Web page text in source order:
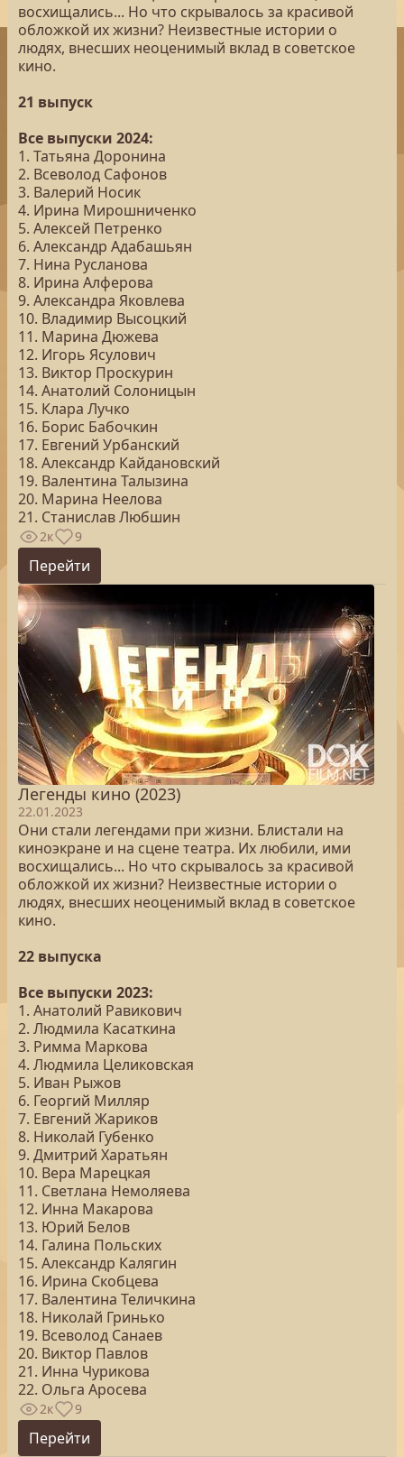
восхищались... Но что скрывалось за красивой
обложкой их жизни? Неизвестные истории о
людях, внесших неоценимый вклад в советское
кино.
21 выпуск
Все выпуски 2024:
1. Татьяна Доронина
2. Всеволод Сафонов
3. Валерий Носик
4. Ирина Мирошниченко
5. Алексей Петренко
6. Александр Адабашьян
7. Нина Русланова
8. Ирина Алферова
9. Александра Яковлева
10. Владимир Высоцкий
11. Марина Дюжева
12. Игорь Ясулович
13. Виктор Проскурин
14. Анатолий Солоницын
15. Клара Лучко
16. Борис Бабочкин
17. Евгений Урбанский
18. Александр Кайдановский
19. Валентина Талызина
20. Марина Неелова
21. Станислав Любшин
2к 9
Перейти
Легенды кино (2023)
22.01.2023
Они стали легендами при жизни. Блистали на
киноэкране и на сцене театра. Их любили, ими
восхищались... Но что скрывалось за красивой
обложкой их жизни? Неизвестные истории о
людях, внесших неоценимый вклад в советское
кино.
22 выпуска
Все выпуски 2023:
1. Анатолий Равикович
2. Людмила Касаткина
3. Римма Маркова
4. Людмила Целиковская
5. Иван Рыжов
6. Георгий Милляр
7. Евгений Жариков
8. Николай Губенко
9. Дмитрий Харатьян
10. Вера Марецкая
11. Светлана Немоляева
12. Инна Макарова
13. Юрий Белов
14. Галина Польских
15. Александр Калягин
16. Ирина Скобцева
17. Валентина Теличкина
18. Николай Гринько
19. Всеволод Санаев
20. Виктор Павлов
21. Инна Чурикова
22. Ольга Аросева
2к 9
Перейти